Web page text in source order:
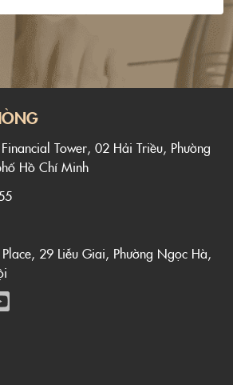
Tower, 02 Hải Triều, Phường
Hồ Chí Minh
29 Liễu Giai, Phường Ngọc Hà,